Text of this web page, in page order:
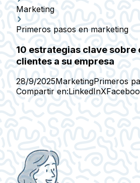
Marketing
Primeros pasos en marketing
10 estrategias clave sobre
clientes a su empresa
28/9/2025MarketingPrimeros
Compartir en:LinkedInX